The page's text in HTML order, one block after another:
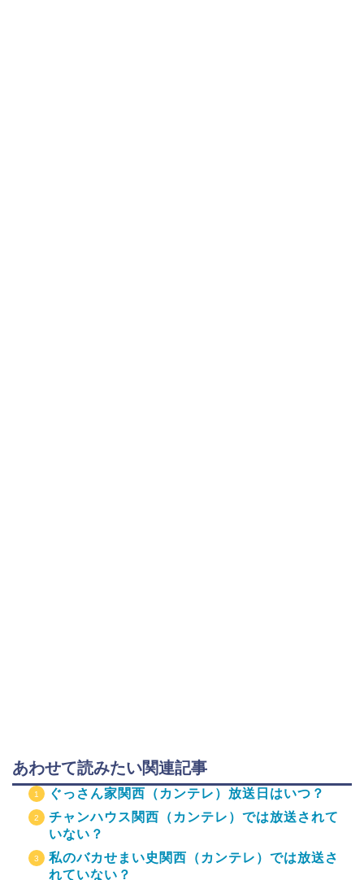
あわせて読みたい関連記事
ぐっさん家関西（カンテレ）放送日はいつ？
チャンハウス関西（カンテレ）では放送されて
いない？
私のバカせまい史関西（カンテレ）では放送さ
れていない？